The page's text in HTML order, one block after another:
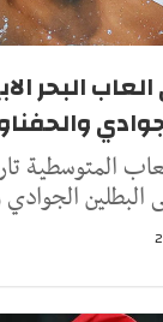
البحر